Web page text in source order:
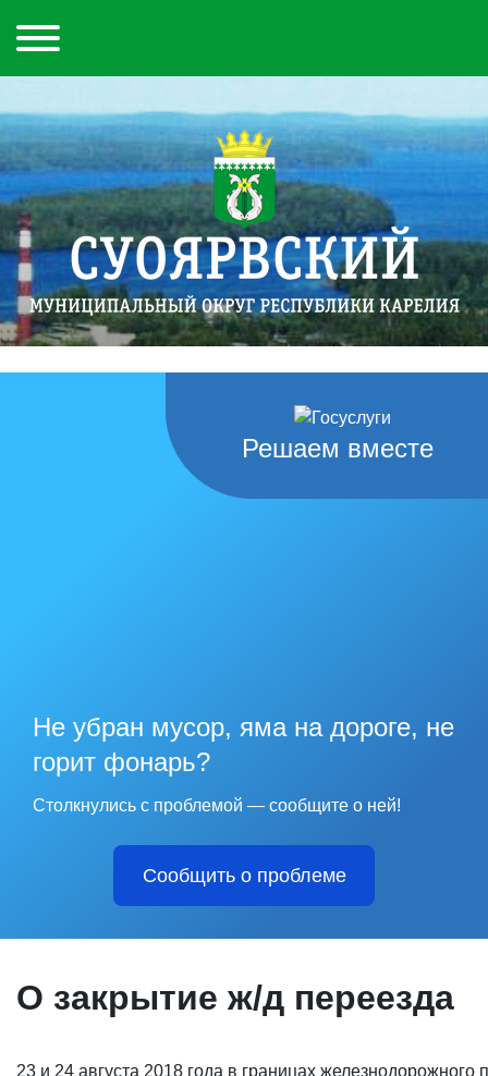
Решаем вместе
Не убран мусор, яма на дороге, не
горит фонарь?
Столкнулись с проблемой — сообщите о ней!
Сообщить о проблеме
О закрытие ж/д переезда
23 и 24 августа 2018 года в границах железнодорожного